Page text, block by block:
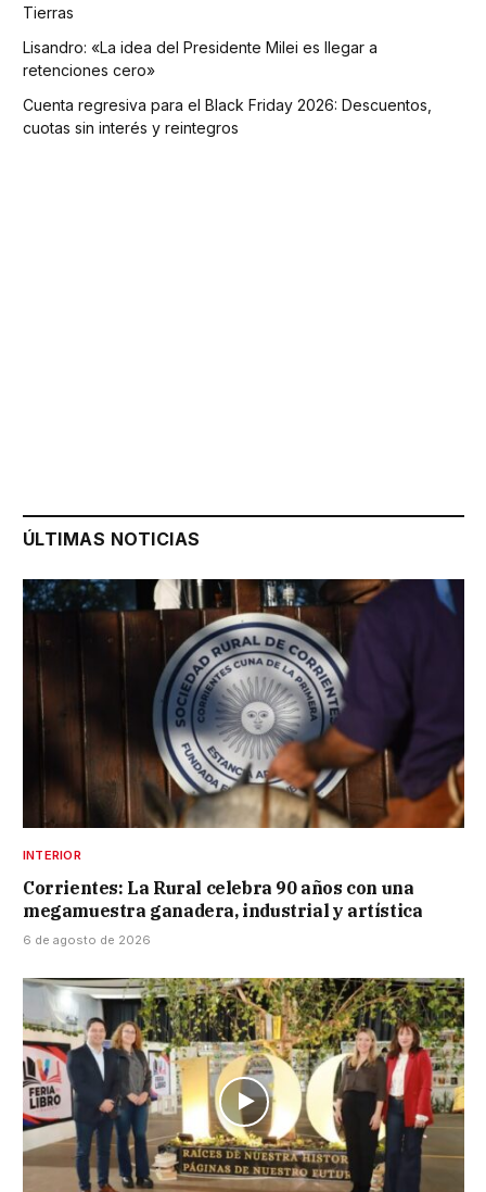
Tierras
Lisandro: «La idea del Presidente Milei es llegar a
retenciones cero»
Cuenta regresiva para el Black Friday 2026: Descuentos,
cuotas sin interés y reintegros
ÚLTIMAS NOTICIAS
INTERIOR
Corrientes: La Rural celebra 90 años con una
megamuestra ganadera, industrial y artística
6 de agosto de 2026